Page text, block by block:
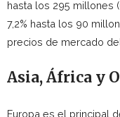
hasta los 295 millones
7,2% hasta los 90
precios de mercado
Asia, África y
Europa es el principal